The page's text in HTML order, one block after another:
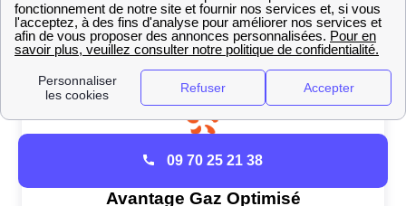
Tarifs compétitifs, solutions vertes ou services
additionnels : explorez les offres de gaz EDF
actuellement disponibles.
09 70 25 21 38